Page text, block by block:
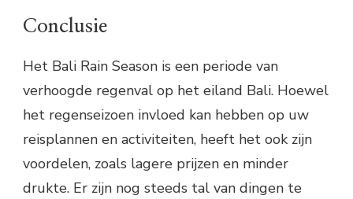
Conclusie
Het Bali Rain Season is een periode van
verhoogde regenval op het eiland Bali. Hoewel
het regenseizoen invloed kan hebben op uw
reisplannen en activiteiten, heeft het ook zijn
voordelen, zoals lagere prijzen en minder
drukte. Er zijn nog steeds tal van dingen te